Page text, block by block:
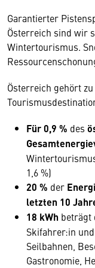
Garantierter
Österreich sind wir
Wintertourismus.
Österreich gehört
Für 0,9 % des
1,6 %)
20 % der
letzten 10
18 kWh beträgt
Skifahrer:in
Seilbahnen,
Gastronomie,